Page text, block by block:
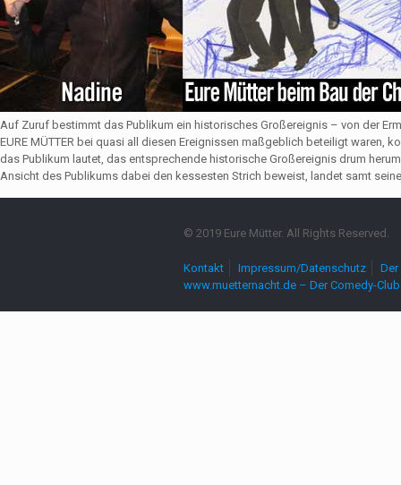
Auf Zuruf bestimmt das Publikum ein historisches Großereignis – von der
EURE MÜTTER bei quasi all diesen Ereignissen maßgeblich beteiligt waren,
das Publikum lautet, das entsprechende historische Großereignis drum
Ansicht des Publikums dabei den kessesten Strich beweist, landet samt
© 2019 Eure Mütter. All Rights Reserved.
Kontakt Impressum/Datenschutz
www.muetternacht.de – Der Comedy-Club